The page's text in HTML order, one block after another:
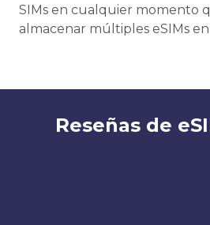
SIMs en cualquier momento
almacenar múltiples eSIMs
Reseñas de